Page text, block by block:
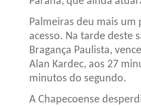
Palmeiras deu mais
acesso. Na tarde deste
Bragança Paulista,
Alan Kardec, aos 27
minutos do segundo.
A Chapecoense